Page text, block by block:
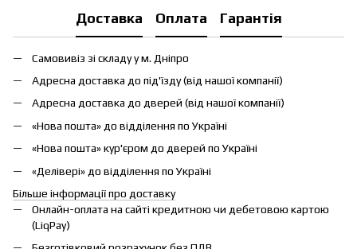
Доставка Оплата Гарантія
Самовивіз зі складу у м. Дніпро
Адресна доставка до під'їзду (від нашої компанії)
Адресна доставка до дверей (від нашої компанії)
«Нова пошта» до відділення по Україні
«Нова пошта» кур'єром до дверей по Україні
«Делівері» до відділення по Україні
Більше інформації про доставку
Онлайн-оплата на сайті кредитною чи дебетовою картою
(LiqPay)